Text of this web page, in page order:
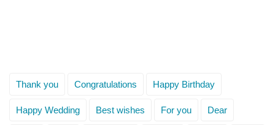
Thank you Congratulations Happy Birthday
Happy Wedding Best wishes For you Dear